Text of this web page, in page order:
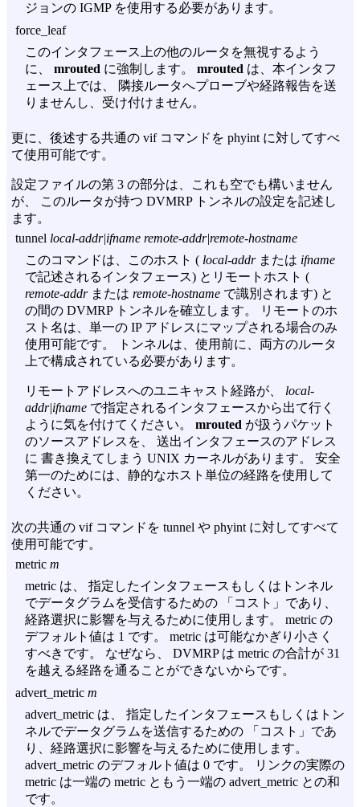
ジョンの IGMP を使用する必要があります。
force_leaf
このインタフェース上の他のルータを無視するよう
に、 mrouted に強制します。 mrouted は、本インタフ
ェース上では、 隣接ルータへプローブや経路報告を送
りませんし、受け付けません。
更に、後述する共通の vif コマンドを phyint に対してすべ
て使用可能です。
設定ファイルの第 3 の部分は、これも空でも構いません
が、 このルータが持つ DVMRP トンネルの設定を記述し
ます。
tunnel local-addr|ifname remote-addr|remote-hostname
このコマンドは、このホスト ( local-addrまたは ifname
で記述されるインタフェース) とリモートホスト (
remote-addrまたは remote-hostname で識別されます) と
の間の DVMRP トンネルを確立します。 リモートのホ
スト名は、単一の IP アドレスにマップされる場合のみ
使用可能です。 トンネルは、使用前に、両方のルータ
上で構成されている必要があります。
リモートアドレスへのユニキャスト経路が、 local-
addr|ifname で指定されるインタフェースから出て行く
ように気を付けてください。 mrouted が扱うパケット
のソースアドレスを、 送出インタフェースのアドレス
に 書き換えてしまう UNIX カーネルがあります。 安全
第一のためには、静的なホスト単位の経路を使用して
ください。
次の共通の vif コマンドを tunnel や phyint に対してすべて
使用可能です。
metric m
metric は、 指定したインタフェースもしくはトンネル
でデータグラムを受信するための 「コスト」であり、
経路選択に影響を与えるために使用します。 metric の
デフォルト値は 1 です。 metric は可能なかぎり小さく
すべきです。 なぜなら、 DVMRP は metric の合計が 31
を越える経路を通ることができないからです。
advert_metric m
advert_metric は、 指定したインタフェースもしくはトン
ネルでデータグラムを送信するための 「コスト」であ
り、経路選択に影響を与えるために使用します。
advert_metric のデフォルト値は 0 です。 リンクの実際の
metric は一端の metric ともう一端の advert_metric との和
です。